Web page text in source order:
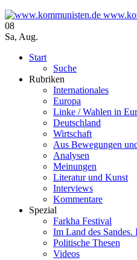
08
Sa, Aug.
Start
Suche
Rubriken
Internationales
Europa
Linke / Wahlen in
Deutschland
Wirtschaft
Aus Bewegungen
Analysen
Meinungen
Literatur und Kunst
Interviews
Kommentare
Spezial
Farkha Festival
Im Land des Sandes.
Politische Thesen
Videos